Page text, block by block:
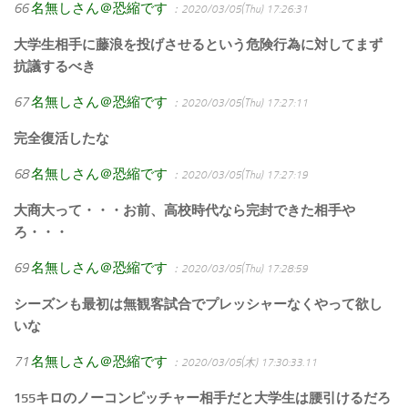
66名無しさん＠恐縮です ：2020/03/05(Thu) 17:26:31
大学生相手に藤浪を投げさせるという危険行為に対してまず
抗議するべき
67名無しさん＠恐縮です ：2020/03/05(Thu) 17:27:11
完全復活したな
68名無しさん＠恐縮です ：2020/03/05(Thu) 17:27:19
大商大って・・・お前、高校時代なら完封できた相手や
ろ・・・
69名無しさん＠恐縮です ：2020/03/05(Thu) 17:28:59
シーズンも最初は無観客試合でプレッシャーなくやって欲し
いな
71名無しさん＠恐縮です ：2020/03/05(木) 17:30:33.11
155キロのノーコンピッチャー相手だと大学生は腰引けるだろ